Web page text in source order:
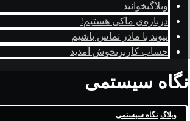
وبلاگبخوانید
درباره‌ی ماکی هستیم!
پیوند با مادر تماس باشیم
حساب کاربریخوش آمدید
نگاه سیستمی
وبلاگ نگاه سیستمی